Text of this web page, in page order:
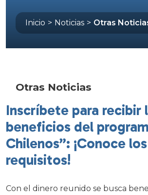
Inicio > Noticias > Otras
Otras Noticias
Inscríbete para recibir
beneficios del
Chilenos”: ¡Conoce los
requisitos!
Con el dinero reunido se busca